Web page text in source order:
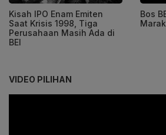
Kisah IPO Enam Emiten
Saat Krisis 1998, Tiga
Perusahaan Masih Ada di
BEI
Bos
VIDEO PILIHAN